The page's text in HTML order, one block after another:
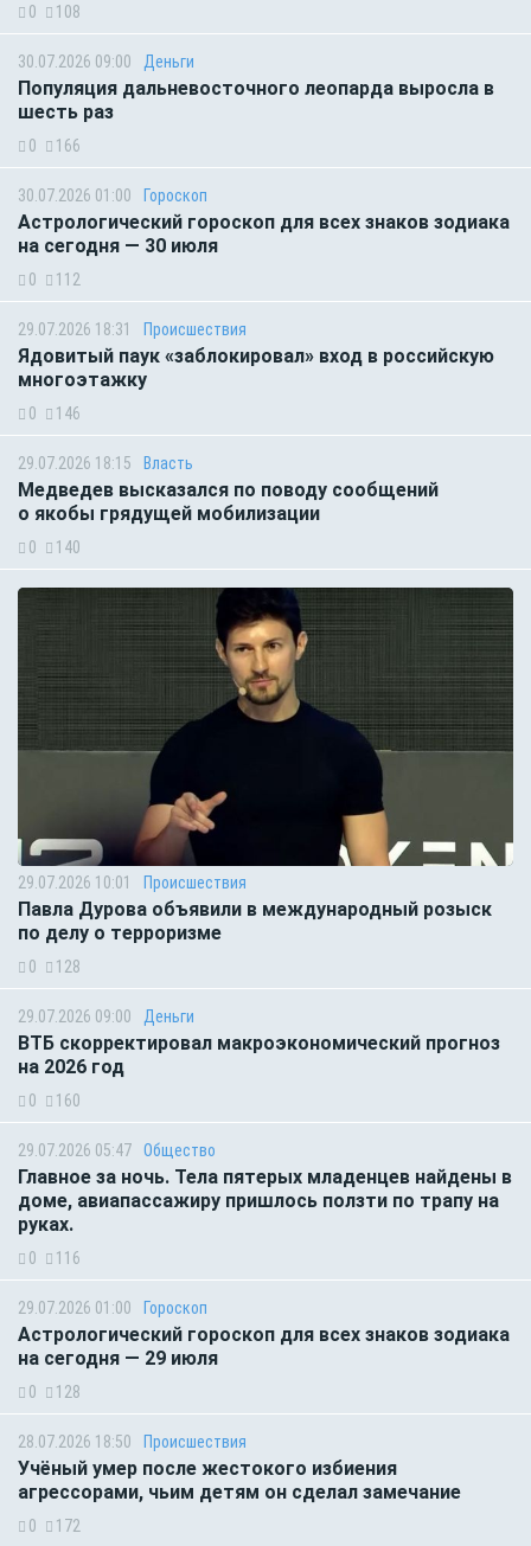
0 108
30.07.2026 09:00 Деньги
Популяция дальневосточного леопарда выросла в
шесть раз
0 166
30.07.2026 01:00 Гороскоп
Астрологический гороскоп для всех знаков зодиака
на сегодня — 30 июля
0 112
29.07.2026 18:31 Происшествия
Ядовитый паук «заблокировал» вход в российскую
многоэтажку
0 146
29.07.2026 18:15 Власть
Медведев высказался по поводу сообщений
о якобы грядущей мобилизации
0 140
29.07.2026 10:01 Происшествия
Павла Дурова объявили в международный розыск
по делу о терроризме
0 128
29.07.2026 09:00 Деньги
ВТБ скорректировал макроэкономический прогноз
на 2026 год
0 160
29.07.2026 05:47 Общество
Главное за ночь. Тела пятерых младенцев найдены в
доме, авиапассажиру пришлось ползти по трапу на
руках.
0 116
29.07.2026 01:00 Гороскоп
Астрологический гороскоп для всех знаков зодиака
на сегодня — 29 июля
0 128
28.07.2026 18:50 Происшествия
Учёный умер после жестокого избиения
агрессорами, чьим детям он сделал замечание
0 172